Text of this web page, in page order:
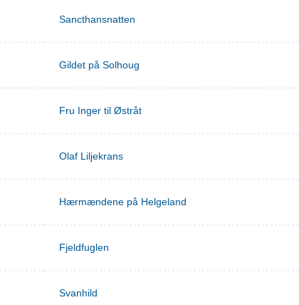
Sancthansnatten
Gildet på Solhoug
Fru Inger til Østråt
Olaf Liljekrans
Hærmændene på Helgeland
Fjeldfuglen
Svanhild